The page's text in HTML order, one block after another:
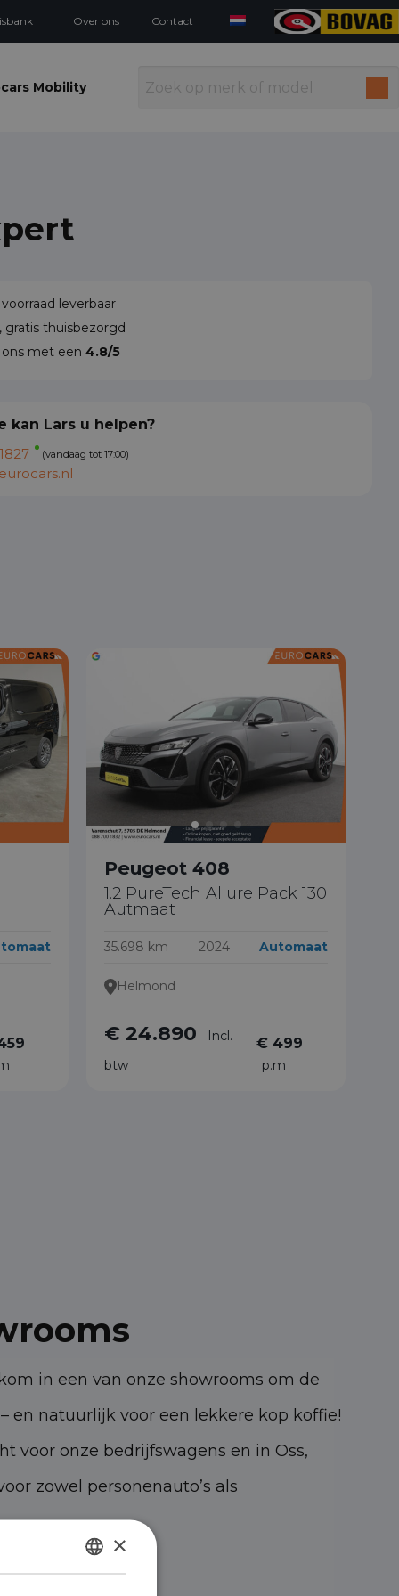
Over ons Contact
Mobility
leverbaar
gratis thuisbezorgd
met een 4.8/5
kan Lars u helpen?
(vandaag tot 17:00)
Peugeot 408
1.2 PureTech Allure Pack 130
Autmaat
35.698 km 2024 Automaat
Helmond
€ 24.890
Incl.
btw
€ 499
p.m
in een van onze showrooms om de
en natuurlijk voor een lekkere kop koffie!
voor onze bedrijfswagens en in Oss,
zowel personenauto’s als
KK Oss
DUTCH
×